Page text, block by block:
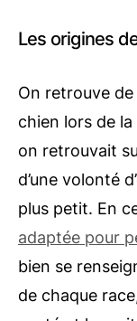
Les origines
On retrouve
chien lors de la
on retrouvait
d’une volonté
plus petit. En
adaptée pour
bien se
de chaque